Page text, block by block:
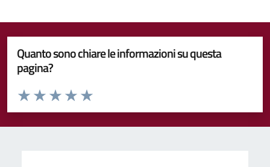
Quanto sono chiare le informazioni su questa
pagina?
Valuta da 1 a 5 stelle la pagina
Valuta 5 stelle su 5
Valuta 4 stelle su 5
Valuta 3 stelle su 5
Valuta 2 stelle su 5
Valuta 1 stelle su 5